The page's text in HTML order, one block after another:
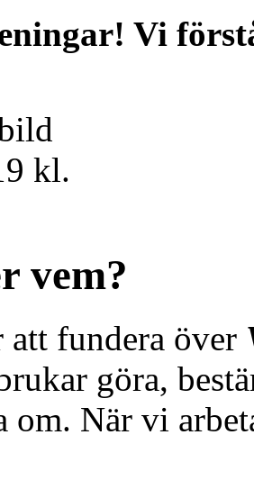
Vi
vem?
fundera över
göra,
om. När vi